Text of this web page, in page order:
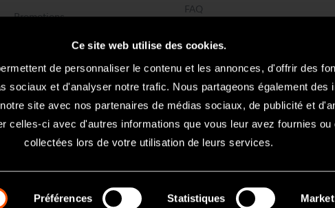
Ce site web utilise des cookies.
de personnaliser le contenu et les annonces, d'offrir des
sociaux et d'analyser notre trafic. Nous partageons également des
site avec nos partenaires de médias sociaux, de publicité et
celles-ci avec d'autres informations que vous leur avez fournies ou
collectées lors de votre utilisation de leurs services.
Préférences Statistiques
Promotions
FAQ
Liste de contacts
©